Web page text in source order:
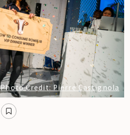
Photo Credit: Pierre Castignola